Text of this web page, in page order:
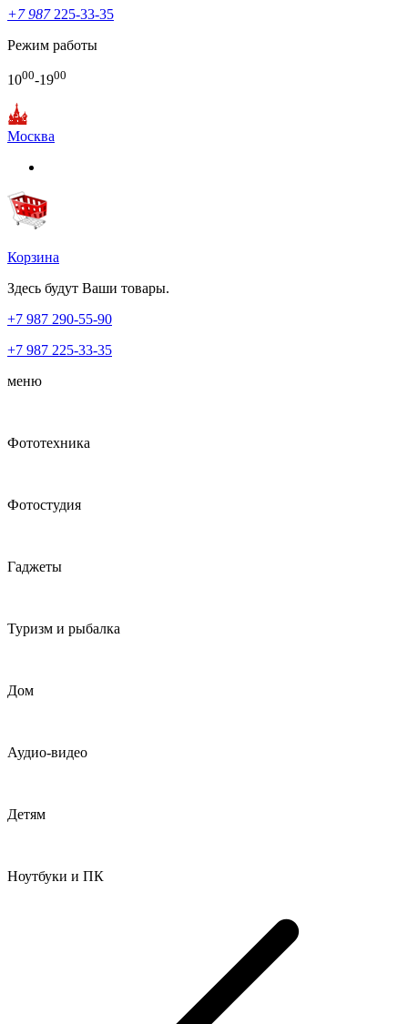
+7 987225-33-35
Режим работы
1000-1900
Москва
Корзина
Здесь будут Ваши товары.
+7 987 290-55-90
+7 987 225-33-35
меню
Фототехника
Фотостудия
Гаджеты
Туризм и рыбалка
Дом
Аудио-видео
Детям
Ноутбуки и ПК